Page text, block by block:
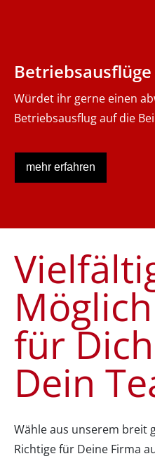
Betriebsausflüge
Würdet ihr gerne einen
Betriebsausflug auf die
mehr erfahren
für
Dein
Wähle aus unserem breit
Richtige für Deine Firma